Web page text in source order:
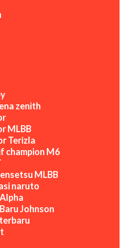
zenith
MLBB
Terizla
champion M6
MLBB
naruto
Johnson